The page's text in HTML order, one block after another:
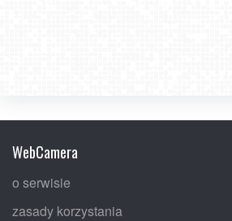
WebCamera
o serwisie
zasady korzystania